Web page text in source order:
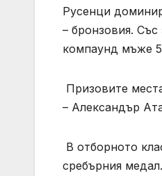
Русенци
– бронзовия.
компаунд мъже
Призовите
– Александър
В отборното
сребърния